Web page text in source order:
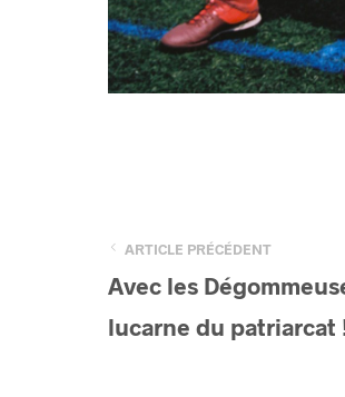
ARTICLE PRÉCÉDENT
Avec les
lucarne du patriarcat